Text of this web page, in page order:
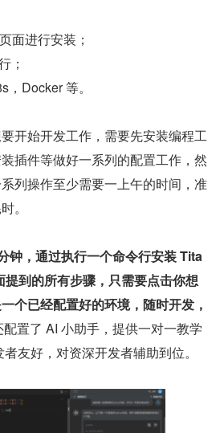
面进行安装；
；
Docker 等。
开始开发工作，需要先安装编程工
插件等做好一系列的配置工作，然
列操作至少需要一上午的时间，准
。
钟，通过执行一个命令行安装 Tita
到的所有步骤，只需要点击你想
个已经配置好的环境，随时开发，
置了 AI 小助手，提供一对一教学
友好，对资深开发者辅助到位。